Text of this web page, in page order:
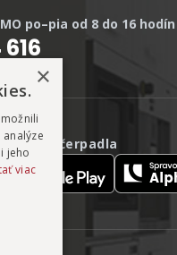
po–pia od 8 do 16 hodín
čerpadla
×
jeho
viac